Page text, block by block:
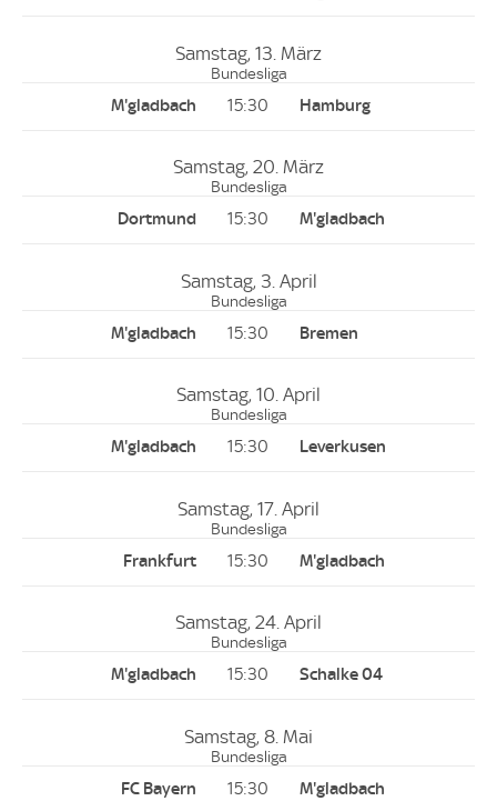
Samstag, 13. März
Bundesliga
15:30
Samstag, 20. März
Bundesliga
15:30
Samstag, 3. April
Bundesliga
15:30
Samstag, 10. April
Bundesliga
15:30
Samstag, 17. April
Bundesliga
15:30
Samstag, 24. April
Bundesliga
15:30
Samstag, 8. Mai
Bundesliga
15:30